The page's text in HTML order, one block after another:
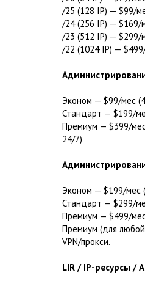
/25 (128 IP) — $99/
/24 (256 IP) — $169/
/23 (512 IP) — $299/
/22 (1024 IP) —
Эконом — $99/мес
Стандарт — $199/
Премиум — $399/мес
24/7)
Эконом — $199/мес
Стандарт — $299/
Премиум — $499/мес
Премиум (для
VPN/прокси.
LIR / IP-ресурсы /